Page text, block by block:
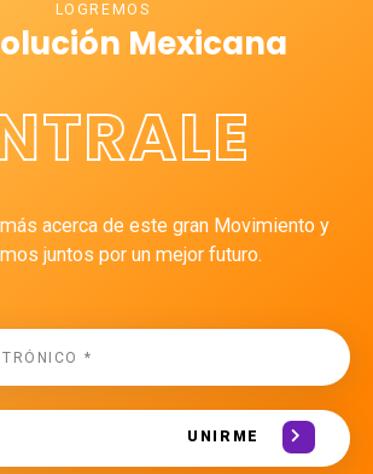
LOGREMOS
Mexicana
acerca de este gran Movimiento y
juntos por un mejor futuro.
UNIRME